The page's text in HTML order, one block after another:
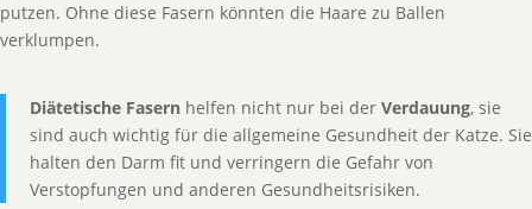
putzen. Ohne diese Fasern könnten die Haare zu Ballen
verklumpen.
Diätetische Fasern helfen nicht nur bei der Verdauung, sie
sind auch wichtig für die allgemeine Gesundheit der Katze. Sie
halten den Darm fit und verringern die Gefahr von
Verstopfungen und anderen Gesundheitsrisiken.